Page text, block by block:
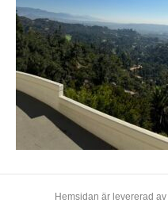
Hemsidan är levererad av